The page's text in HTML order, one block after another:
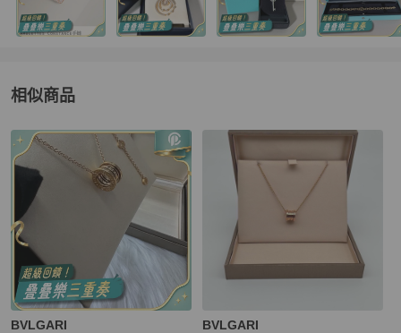
相似商品
更多相似BVLGARI女士配件推薦精品
BVLGARI BVLGARI